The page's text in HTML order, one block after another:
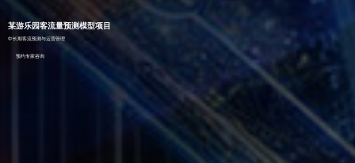
某游乐园客流量预测模型项目
中长期客流预测与运营管理
预约专家咨询